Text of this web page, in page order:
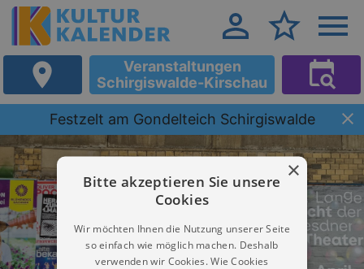
Veranstaltungen
Schirgiswalde-Kirschau
Festzelt am Gondelteich Schirgiswalde
×
Bitte akzeptieren Sie unsere
Cookies
Wir möchten Ihnen die Nutzung unserer Seite
so einfach wie möglich machen. Deshalb
verwenden wir Cookies. Wie Cookies